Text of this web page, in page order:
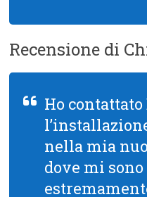
Recensione di
Ho
nella mia
dove mi